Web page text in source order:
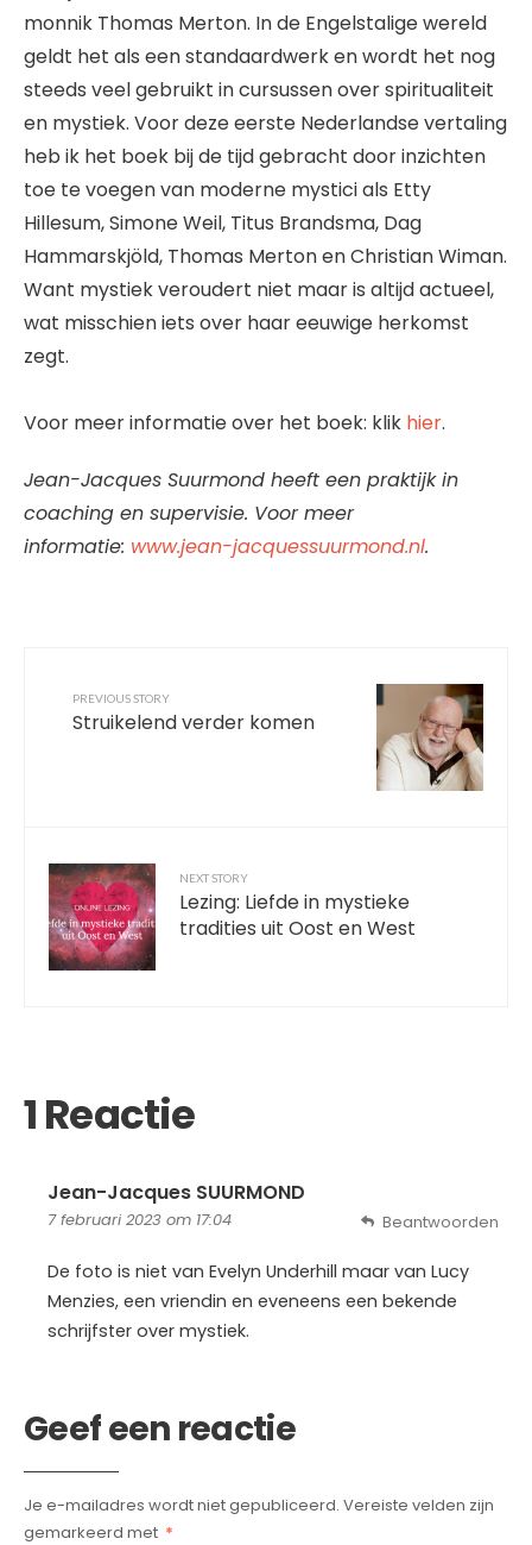
monnik Thomas Merton. In de Engelstalige wereld
geldt het als een standaardwerk en wordt het nog
steeds veel gebruikt in cursussen over spiritualiteit
en mystiek. Voor deze eerste Nederlandse vertaling
heb ik het boek bij de tijd gebracht door inzichten
toe te voegen van moderne mystici als Etty
Hillesum, Simone Weil, Titus Brandsma, Dag
Hammarskjöld, Thomas Merton en Christian Wiman.
Want mystiek veroudert niet maar is altijd actueel,
wat misschien iets over haar eeuwige herkomst
zegt.
Voor meer informatie over het boek: klik hier.
Jean-Jacques Suurmond heeft een praktijk in
coaching en supervisie. Voor meer
informatie: www.jean-jacquessuurmond.nl.
PREVIOUS STORY
Struikelend verder komen
NEXT STORY
Lezing: Liefde in mystieke
tradities uit Oost en West
1 Reactie
Jean-Jacques SUURMOND
7 februari 2023 om 17:04
De foto is niet van Evelyn Underhill maar van Lucy
Menzies, een vriendin en eveneens een bekende
schrijfster over mystiek.
Beantwoorden
Geef een reactie
Je e-mailadres wordt niet gepubliceerd. Vereiste velden zijn
gemarkeerd met *